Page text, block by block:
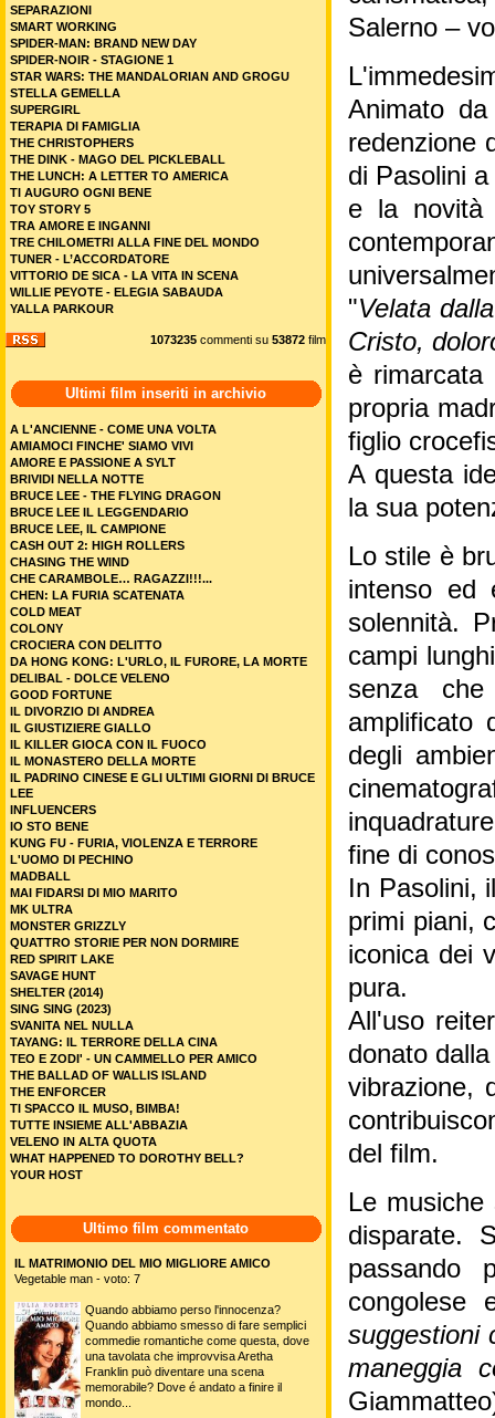
Salerno –
Animato
redenzione
di Pasolini
e la novità
"Velata
Cristo,
è rimarcata
propria
figlio
A questa
la sua
Lo stile è
intenso ed
solennità.
campi
senza
amplificato
degli
fine di
In Pasolini,
primi piani,
iconica dei
pura.
All'uso
donato
vibrazione,
del film.
Le
disparate.
passando
congolese
suggestioni
maneggia
SEPARAZIONI
SMART WORKING
SPIDER-MAN: BRAND NEW DAY
SPIDER-NOIR - STAGIONE 1
STAR WARS: THE MANDALORIAN AND GROGU
STELLA GEMELLA
SUPERGIRL
TERAPIA DI FAMIGLIA
THE CHRISTOPHERS
THE DINK - MAGO DEL PICKLEBALL
THE LUNCH: A LETTER TO AMERICA
TI AUGURO OGNI BENE
TOY STORY 5
TRA AMORE E INGANNI
TRE CHILOMETRI ALLA FINE DEL MONDO
TUNER - L’ACCORDATORE
VITTORIO DE SICA - LA VITA IN SCENA
WILLIE PEYOTE - ELEGIA SABAUDA
YALLA PARKOUR
1073235 commenti su 53872 film
Ultimi film inseriti in archivio
A L'ANCIENNE - COME UNA VOLTA
AMIAMOCI FINCHE' SIAMO VIVI
AMORE E PASSIONE A SYLT
BRIVIDI NELLA NOTTE
BRUCE LEE - THE FLYING DRAGON
BRUCE LEE IL LEGGENDARIO
BRUCE LEE, IL CAMPIONE
CASH OUT 2: HIGH ROLLERS
CHASING THE WIND
CHE CARAMBOLE… RAGAZZI!!!...
CHEN: LA FURIA SCATENATA
COLD MEAT
COLONY
CROCIERA CON DELITTO
DA HONG KONG: L'URLO, IL FURORE, LA MORTE
DELIBAL - DOLCE VELENO
GOOD FORTUNE
IL DIVORZIO DI ANDREA
IL GIUSTIZIERE GIALLO
IL KILLER GIOCA CON IL FUOCO
IL MONASTERO DELLA MORTE
IL PADRINO CINESE E GLI ULTIMI GIORNI DI BRUCE
LEE
INFLUENCERS
IO STO BENE
KUNG FU - FURIA, VIOLENZA E TERRORE
L'UOMO DI PECHINO
MADBALL
MAI FIDARSI DI MIO MARITO
MK ULTRA
MONSTER GRIZZLY
QUATTRO STORIE PER NON DORMIRE
RED SPIRIT LAKE
SAVAGE HUNT
SHELTER (2014)
SING SING (2023)
SVANITA NEL NULLA
TAYANG: IL TERRORE DELLA CINA
TEO E ZODI' - UN CAMMELLO PER AMICO
THE BALLAD OF WALLIS ISLAND
THE ENFORCER
TI SPACCO IL MUSO, BIMBA!
TUTTE INSIEME ALL'ABBAZIA
VELENO IN ALTA QUOTA
WHAT HAPPENED TO DOROTHY BELL?
YOUR HOST
Ultimo film commentato
IL MATRIMONIO DEL MIO MIGLIORE AMICO
Vegetable man - voto: 7
Quando abbiamo perso l'innocenza?
Quando abbiamo smesso di fare semplici
commedie romantiche come questa, dove
una tavolata che improvvisa Aretha
Franklin può diventare una scena
memorabile? Dove é andato a finire il
mondo...